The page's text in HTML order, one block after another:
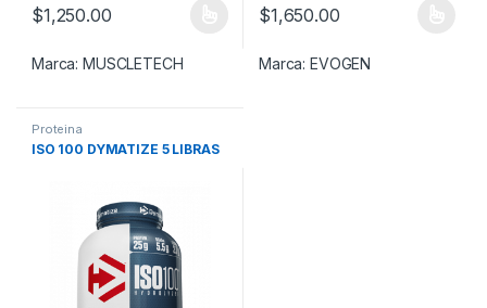
$1,250.00
Este producto tiene múltiples variantes. Las opciones se
Marca:MUSCLETECH
$1,650.00
Este producto tiene múltiples
Marca:EVOGEN
Proteina
ISO 100 DYMATIZE 5 LIBRAS